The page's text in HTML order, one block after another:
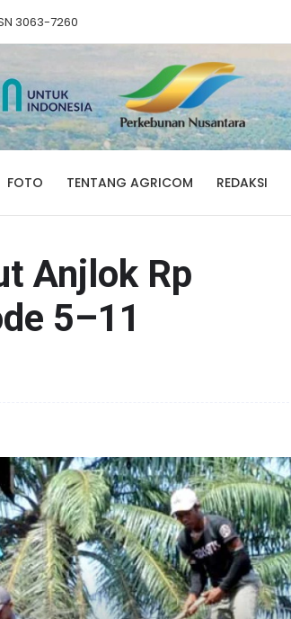
3063-7260
FOTO TENTANG AGRICOM REDAKSI
Anjlok Rp
5–11